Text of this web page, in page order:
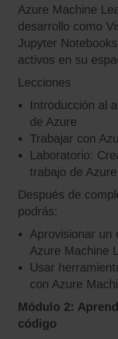
Azure Machine
desarrollo como
Jupyter
activos en su
Lecciones
Introducción al
de Azure
Trabajar con
Laboratorio:
trabajo de
Después de
podrás:
Aprovisionar un
Azure Machine
Usar
con Azure
Módulo 2:
código